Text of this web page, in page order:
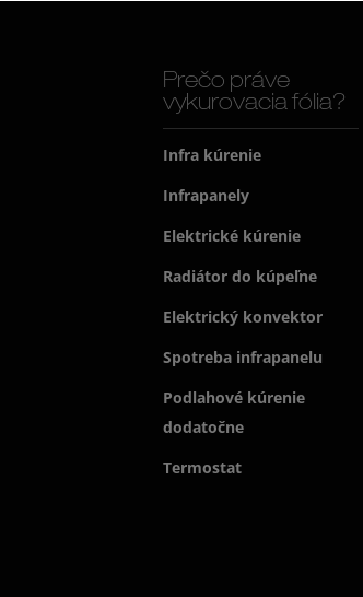
Prečo práve
vykurovacia fólia?
Infra kúrenie
Infrapanely
Elektrické kúrenie
Radiátor do kúpeľne
Elektrický konvektor
Spotreba infrapanelu
Podlahové kúrenie
dodatočne
Termostat